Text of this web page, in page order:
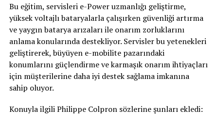
Bu eğitim, servisleri e-Power uzmanlığı geliştirme,
yüksek voltajlı bataryalarla çalışırken güvenliği artırma
ve yaygın batarya arızaları ile onarım zorluklarını
anlama konularında destekliyor. Servisler bu yetenekleri
geliştirerek, büyüyen e-mobilite pazarındaki
konumlarını güçlendirme ve karmaşık onarım ihtiyaçları
için müşterilerine daha iyi destek sağlama imkanına
sahip oluyor.
Konuyla ilgili Philippe Colpron sözlerine şunları ekledi: